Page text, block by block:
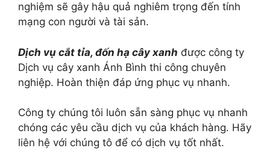
nghiệm sẽ gây hậu quả nghiêm trọng đến tính
mạng con người và tài sản.
Dịch vụ cắt tỉa, đốn hạ cây xanh được công ty
Dịch vụ cây xanh Ánh Bình thi công chuyên
nghiệp. Hoàn thiện đáp ứng phục vụ nhanh.
Công ty chúng tôi luôn sẵn sàng phục vụ nhanh
chóng các yêu cầu dịch vụ của khách hàng. Hãy
liên hệ với chúng tô để có dịch vụ tốt nhất.